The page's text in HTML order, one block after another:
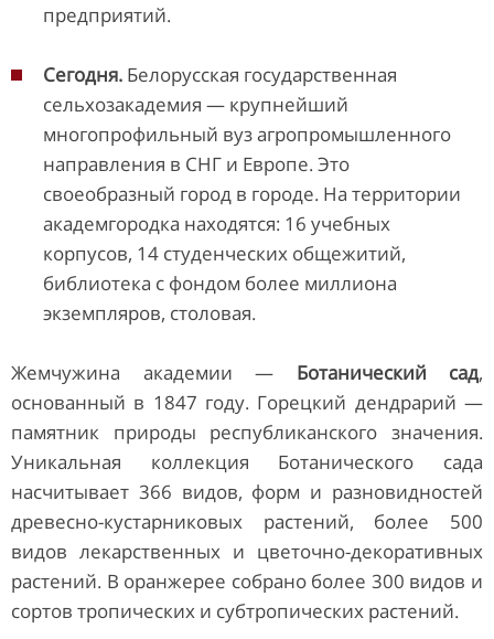
предприятий.
Сегодня. Белорусская государственная
сельхозакадемия — крупнейший
многопрофильный вуз агропромышленного
направления в СНГ и Европе. Это
своеобразный город в городе. На территории
академгородка находятся: 16 учебных
корпусов, 14 студенческих общежитий,
библиотека с фондом более миллиона
экземпляров, столовая.
Жемчужина академии — Ботанический сад,
основанный в 1847 году. Горецкий дендрарий —
памятник природы республиканского значения.
Уникальная коллекция Ботанического сада
насчитывает 366 видов, форм и разновидностей
древесно-кустарниковых растений, более 500
видов лекарственных и цветочно-декоративных
растений. В оранжерее собрано более 300 видов и
сортов тропических и субтропических растений.